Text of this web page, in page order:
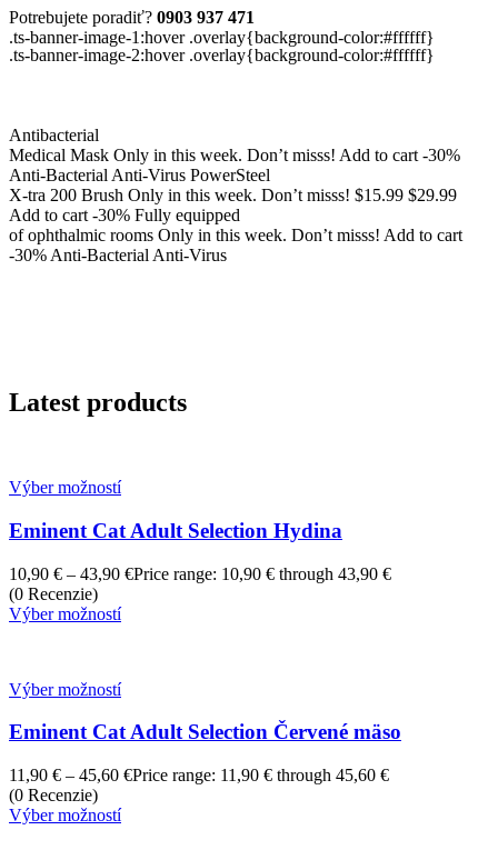
Potrebujete poradiť? 0903 937 471
.ts-banner-image-1:hover .overlay{background-color:#ffffff}
.ts-banner-image-2:hover .overlay{background-color:#ffffff}
Antibacterial
Medical Mask Only in this week. Don’t misss! Add to cart -30%
Anti-Bacterial Anti-Virus PowerSteel
X-tra 200 Brush Only in this week. Don’t misss! $15.99 $29.99
Add to cart -30% Fully equipped
of ophthalmic rooms Only in this week. Don’t misss! Add to cart
-30% Anti-Bacterial Anti-Virus
Latest products
Výber možností
Eminent Cat Adult Selection Hydina
10,90 € – 43,90 €Price range: 10,90 € through 43,90 €
(0 Recenzie)
Výber možností
Výber možností
Eminent Cat Adult Selection Červené mäso
11,90 € – 45,60 €Price range: 11,90 € through 45,60 €
(0 Recenzie)
Výber možností